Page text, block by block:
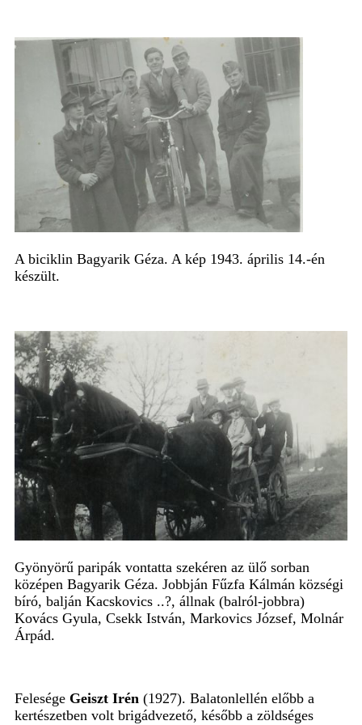
A biciklin Bagyarik Géza. A kép 1943. április 14.-én
készült.
Gyönyörű paripák vontatta szekéren az ülő sorban
középen Bagyarik Géza. Jobbján Fűzfa Kálmán községi
bíró, balján Kacskovics ..?, állnak (balról-jobbra)
Kovács Gyula, Csekk István, Markovics József, Molnár
Árpád.
Felesége Geiszt Irén (1927). Balatonlellén előbb a
kertészetben volt brigádvezető, később a zöldséges